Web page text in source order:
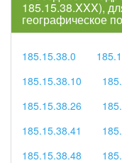
185.15.38.XXX),
географическое
185.15.38.0
185.15.38.10
185.15.38.26
185.15.38.41
185.15.38.48